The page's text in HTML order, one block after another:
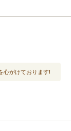
心がけております!